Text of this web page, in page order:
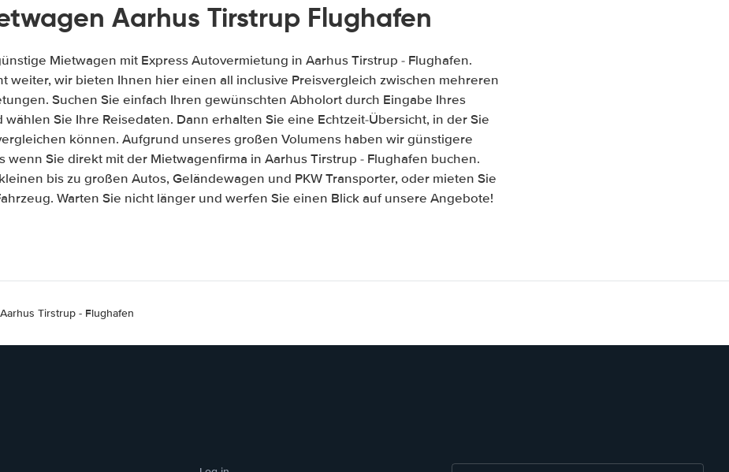
Aarhus Tirstrup Flughafen
Mietwagen mit Express Autovermietung in Aarhus Tirstrup - Flughafen.
weiter, wir bieten Ihnen hier einen all inclusive Preisvergleich zwischen mehreren
Suchen Sie einfach Ihren gewünschten Abholort durch Eingabe Ihres
Sie Ihre Reisedaten. Dann erhalten Sie eine Echtzeit-Übersicht, in der Sie
können. Aufgrund unseres großen Volumens haben wir günstigere
wenn Sie direkt mit der Mietwagenfirma in Aarhus Tirstrup - Flughafen buchen.
bis zu großen Autos, Geländewagen und PKW Transporter, oder mieten Sie
Warten Sie nicht länger und werfen Sie einen Blick auf unsere Angebote!
Aarhus Tirstrup - Flughafen